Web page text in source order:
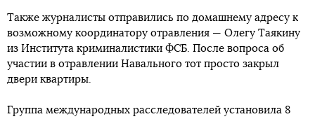
Также журналисты отправились по домашнему адресу к
возможному координатору отравления — Олегу Таякину
из Института криминалистики ФСБ. После вопроса об
участии в отравлении Навального тот просто закрыл
двери квартиры.
Группа международных расследователей установила 8